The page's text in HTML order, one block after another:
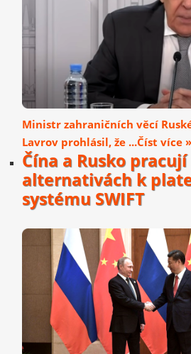
Ministr zahraničních věcí
Lavrov prohlásil, že ...Číst více »
Čína a Rusko
alternativách k
systému SWIFT